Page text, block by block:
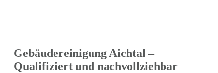
Gebäudereinigung Aichtal –
Qualifiziert und nachvollziehbar